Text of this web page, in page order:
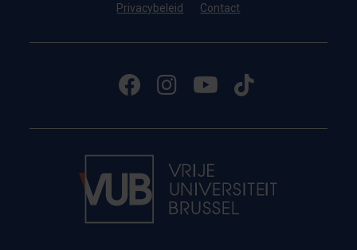
Privacybeleid Contact